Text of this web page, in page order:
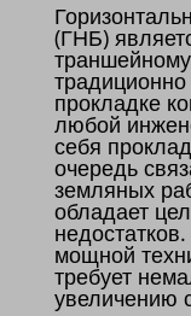
(ГНБ)
прокладке
любой
себя
очередь
земляных
обладает
мощной
требует
увеличению